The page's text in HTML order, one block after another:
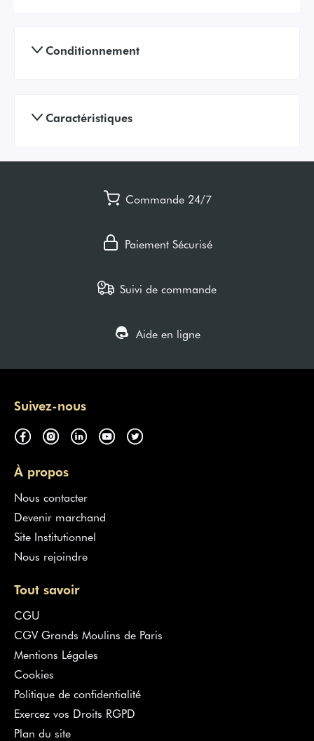
Conditionnement
Caractéristiques
Commande 24/7
Paiement Sécurisé
Suivi de commande
Aide en ligne
Suivez-nous
À propos
Nous contacter
Devenir marchand
Site Institutionnel
Nous rejoindre
Tout savoir
CGU
CGV Grands Moulins de Paris
Mentions Légales
Cookies
Politique de confidentialité
Exercez vos Droits RGPD
Plan du site